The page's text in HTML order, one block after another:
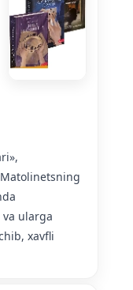
ularga
xavfli